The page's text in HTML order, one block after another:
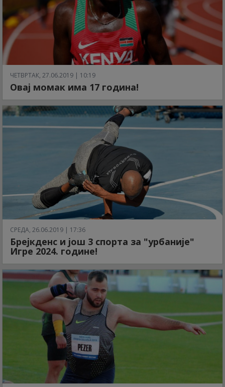
ЧЕТВРТАК, 27.06.2019 | 10:19
Овај момак има 17 година!
СРЕДА, 26.06.2019 | 17:36
Брејкденс и још 3 спорта за "урбаније"
Игре 2024. године!